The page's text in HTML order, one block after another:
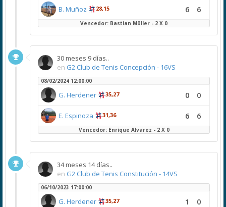
B. Muñoz 28,15 6 6
Vencedor: Bastian Müller - 2 X 0
30 meses 9 días..
en G2 Club de Tenis Concepción - 16VS
08/02/2024 12:00:00
G. Herdener 35,27 0 0
E. Espinoza 31,36 6 6
Vencedor: Enrique Alvarez - 2 X 0
34 meses 14 días..
en G2 Club de Tenis Constitución - 14VS
06/10/2023 17:00:00
G. Herdener 35,27 1 0